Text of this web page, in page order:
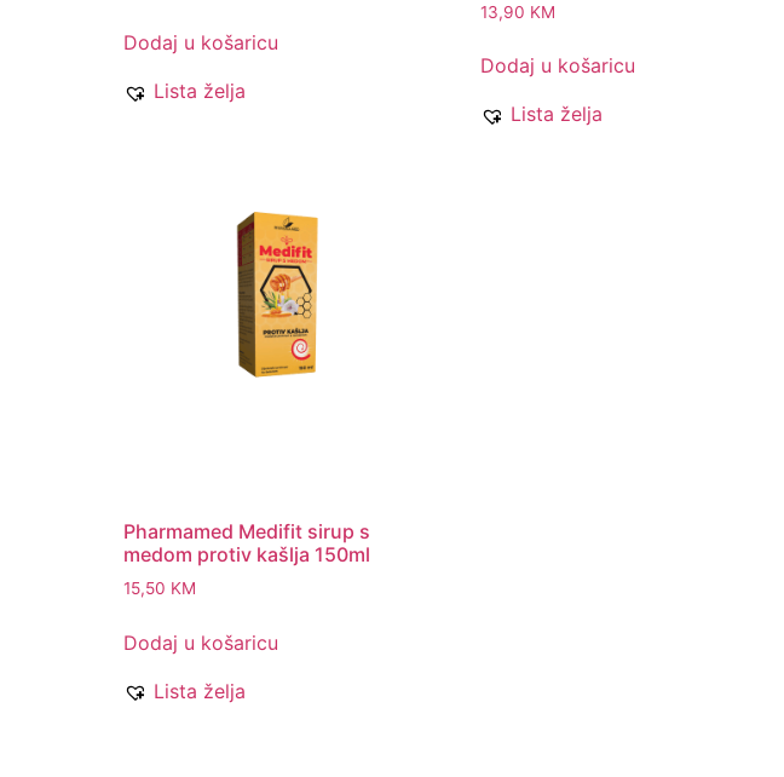
Dodaj u košaricu
Lista želja
13,90 KM
Dodaj u košaricu
Lista želja
Pharmamed Medifit sirup s
medom protiv kašlja 150ml
15,50 KM
Dodaj u košaricu
Lista želja